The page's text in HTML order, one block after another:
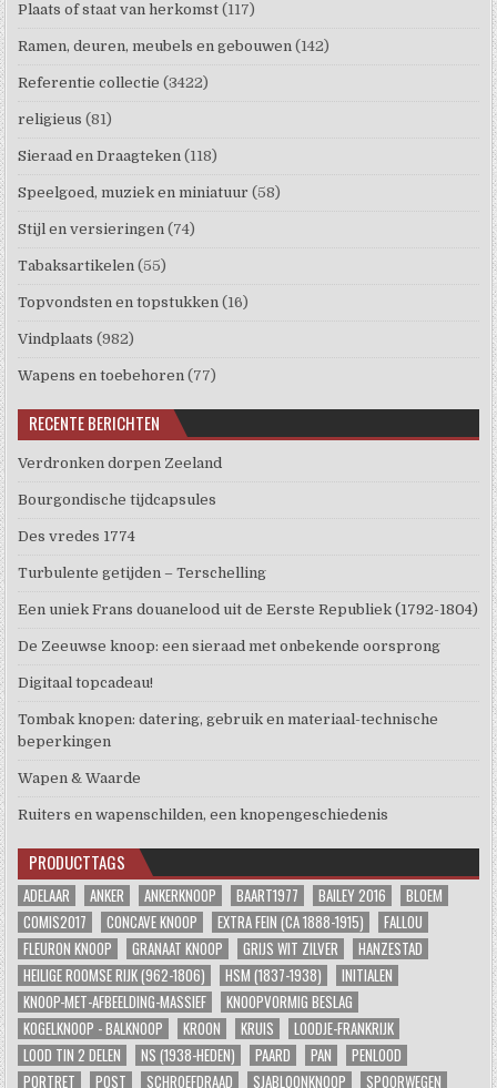
Plaats of staat van herkomst (117)
Ramen, deuren, meubels en gebouwen (142)
Referentie collectie (3422)
religieus (81)
Sieraad en Draagteken (118)
Speelgoed, muziek en miniatuur (58)
Stijl en versieringen (74)
Tabaksartikelen (55)
Topvondsten en topstukken (16)
Vindplaats (982)
Wapens en toebehoren (77)
RECENTE BERICHTEN
Verdronken dorpen Zeeland
Bourgondische tijdcapsules
Des vredes 1774
Turbulente getijden – Terschelling
Een uniek Frans douanelood uit de Eerste Republiek (1792-1804)
De Zeeuwse knoop: een sieraad met onbekende oorsprong
Digitaal topcadeau!
Tombak knopen: datering, gebruik en materiaal-technische
beperkingen
Wapen & Waarde
Ruiters en wapenschilden, een knopengeschiedenis
PRODUCTTAGS
ADELAAR ANKER ANKERKNOOP BAART1977 BAILEY 2016
BLOEM
COMIS2017
CONCAVE KNOOP EXTRA FEIN (CA 1888-1915)
FALLOU
FLEURON KNOOP
GRANAAT KNOOP GRIJS WIT ZILVER
HANZESTAD
HEILIGE ROOMSE RIJK (962-1806)
HSM (1837-1938)
INITIALEN
KNOOP-MET-AFBEELDING-MASSIEF
KNOOPVORMIG BESLAG
KOGELKNOOP - BALKNOOP
KROON KRUIS
LOODJE-FRANKRIJK
LOOD TIN 2 DELEN
NS (1938-HEDEN) PAARD PAN
PENLOOD
PORTRET
POST SCHROEFDRAAD SJABLOONKNOOP SPOORWEGEN